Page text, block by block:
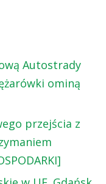
Autostrady
ominą
przejścia z